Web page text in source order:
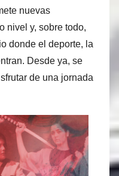
nuevas
nivel y, sobre todo,
donde el deporte, la
Desde ya, se
de una jornada